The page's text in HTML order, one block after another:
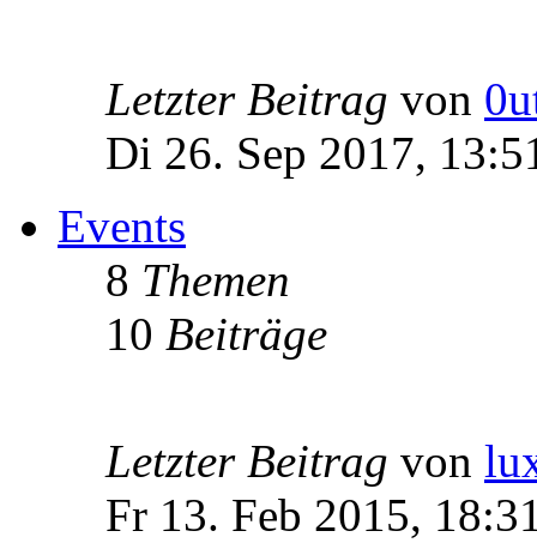
Letzter Beitrag von
Di 26. Sep 2017,
Events
8 Themen
10 Beiträge
Letzter Beitrag von
Fr 13. Feb 2015,